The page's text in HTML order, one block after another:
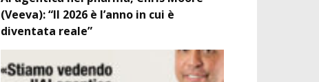
(Veeva): “Il 2026 è l’anno in cui è
diventata reale”